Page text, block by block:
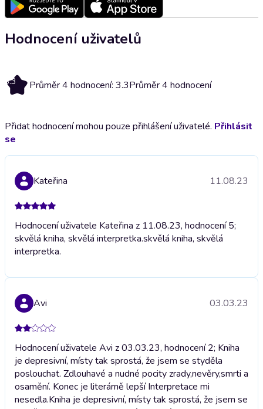
Hodnocení uživatelů
3.3 Průměr 4 hodnocení: 3.3Průměr 4 hodnocení
Přidat hodnocení mohou pouze přihlášení uživatelé. Přihlásit
se
Kateřina 11.08.23
Hodnocení uživatele Kateřina z 11.08.23, hodnocení 5;
skvělá kniha, skvělá interpretka.skvělá kniha, skvělá
interpretka.
Avi 03.03.23
Hodnocení uživatele Avi z 03.03.23, hodnocení 2; Kniha
je depresivní, místy tak sprostá, že jsem se styděla
poslouchat. Zdlouhavé a nudné pocity zrady,nevěry,smrti a
osamění. Konec je literárně lepší Interpretace mi
nesedla.Kniha je depresivní, místy tak sprostá, že jsem se